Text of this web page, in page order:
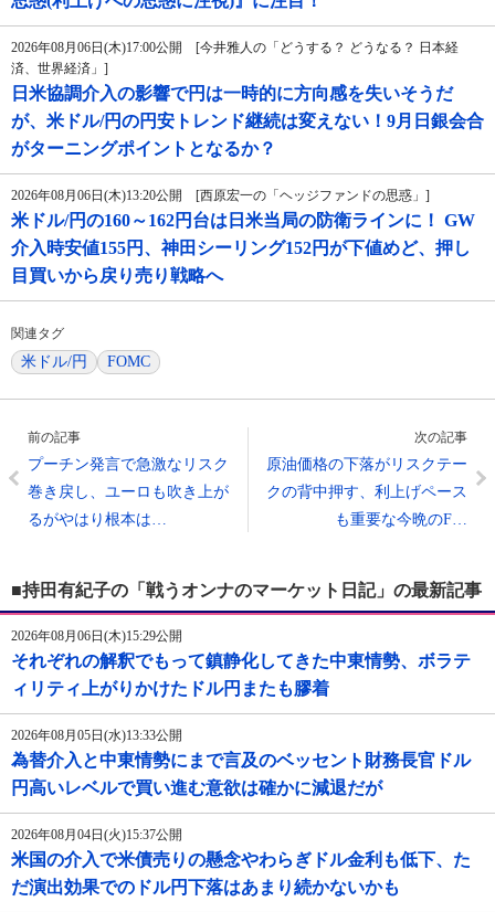
2026年08月06日(木)17:00公開 [今井雅人の「どうする？ どうなる？ 日本経
済、世界経済」]
日米協調介入の影響で円は一時的に方向感を失いそうだ
が、米ドル/円の円安トレンド継続は変えない！9月日銀会合
がターニングポイントとなるか？
2026年08月06日(木)13:20公開 [西原宏一の「ヘッジファンドの思惑」]
米ドル/円の160～162円台は日米当局の防衛ラインに！ GW
介入時安値155円、神田シーリング152円が下値めど、押し
目買いから戻り売り戦略へ
関連タグ
米ドル/円 FOMC
前の記事
プーチン発言で急激なリスク
巻き戻し、ユーロも吹き上が
るがやはり根本は…
次の記事
原油価格の下落がリスクテー
クの背中押す、利上げペース
も重要な今晩のF…
■持田有紀子の「戦うオンナのマーケット日記」の最新記事
2026年08月06日(木)15:29公開
それぞれの解釈でもって鎮静化してきた中東情勢、ボラテ
ィリティ上がりかけたドル円またも膠着
2026年08月05日(水)13:33公開
為替介入と中東情勢にまで言及のベッセント財務長官ドル
円高いレベルで買い進む意欲は確かに減退だが
2026年08月04日(火)15:37公開
米国の介入で米債売りの懸念やわらぎドル金利も低下、た
だ演出効果でのドル円下落はあまり続かないかも